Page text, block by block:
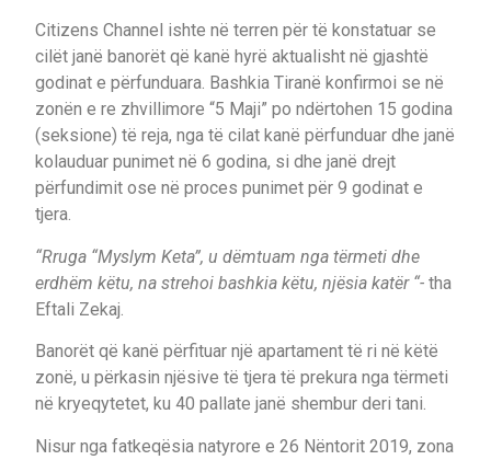
Citizens Channel ishte në terren për të konstatuar se
cilët janë banorët që kanë hyrë aktualisht në gjashtë
godinat e përfunduara. Bashkia Tiranë konfirmoi se në
zonën e re zhvillimore “5 Maji” po ndërtohen 15 godina
(seksione) të reja, nga të cilat kanë përfunduar dhe janë
kolauduar punimet në 6 godina, si dhe janë drejt
përfundimit ose në proces punimet për 9 godinat e
tjera.
“Rruga “Myslym Keta”, u dëmtuam nga tërmeti dhe
erdhëm këtu, na strehoi bashkia këtu, njësia katër “- tha
Eftali Zekaj.
Banorët që kanë përfituar një apartament të ri në këtë
zonë, u përkasin njësive të tjera të prekura nga tërmeti
në kryeqytetet, ku 40 pallate janë shembur deri tani.
Nisur nga fatkeqësia natyrore e 26 Nëntorit 2019, zona